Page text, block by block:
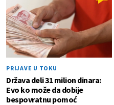
PRIJAVE U TOKU
Država deli 31 milion dinara:
Evo ko može da dobije
bespovratnu pomoć